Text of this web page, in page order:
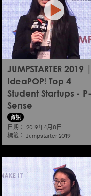
JUMPSTARTER 2019 |
IdeaPOP! Top 4
Student Startups - P-
Sense
資訊
日期： 2019年4月8日
標籤： Jumpstarter 2019